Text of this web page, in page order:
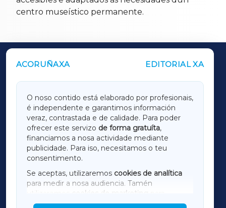
centro museístico permanente.
ACORUÑAXA EDITORIAL XA
O noso contido está elaborado por profesionais,
é independente e garantimos información
veraz, contrastada e de calidade. Para poder
ofrecer este servizo de forma gratuíta,
financiamos a nosa actividade mediante
publicidade. Para iso, necesitamos o teu
consentimento.
Se aceptas, utilizaremos cookies de analítica
para medir a nosa audiencia. Tamén
utilizaremos
cookies de marketing
mostrar publicidade de terceiros.
OUTROS PERIÓDICOS
LUGOXA
TERRACHAXA
AMARIÑAXA